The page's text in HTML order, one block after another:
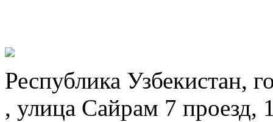
Республика Узбекистан,
, улица Сайрам 7 проезд,